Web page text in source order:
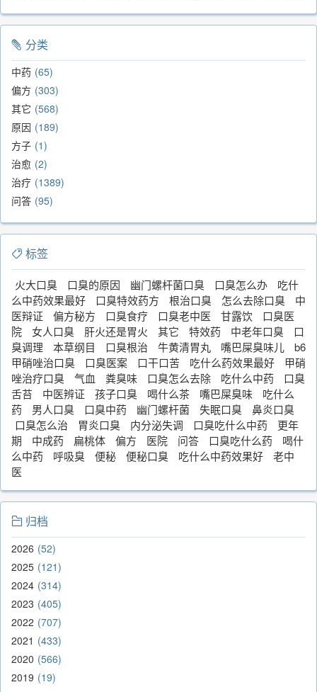
分类
中药 65
偏方 303
其它 568
原因 189
方子 1
治愈 2
治疗 1389
问答 95
标签
火大口臭 口臭的原因 幽门螺杆菌口臭 口臭怎么办
吃什
么中药效果最好
口臭特效药方 根治口臭 怎么去除口臭
中
医辩证
偏方秘方 口臭食疗 口臭老中医 甘露饮
口臭医
院
女人口臭 肝火还是胃火 其它 特效药 中老年口臭
口
臭调理
本草纲目 口臭根治 牛黄清胃丸 嘴巴屎臭味儿
b6
甲硝唑治口臭
口臭医案 口干口苦 吃什么药效果最好
甲硝
唑治疗口臭
气血 粪臭味 口臭怎么去除 吃什么中药
口臭
舌苔
中医辨证 孩子口臭 喝什么茶 嘴巴屎臭味
吃什么
药
男人口臭 口臭中药 幽门螺杆菌 失眠口臭
鼻炎口臭
口臭怎么治
胃炎口臭 内分泌失调 口臭吃什么中药
更年
期
中成药 扁桃体 偏方 医院 问答 口臭吃什么药
喝什
么中药
呼吸臭 便秘 便秘口臭 吃什么中药效果好
老中
医
归档
2026 52
2025 121
2024 314
2023 405
2022 707
2021
433
2020 566
2019 19